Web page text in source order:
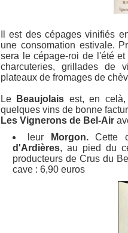
Il est des cépages vinifiés
une consomation estivale.
sera le cépage-roi de l'été
charcuteries, grillades de
plateaux de fromages de
Le Beaujolais est, en
quelques vins de bonne
Les Vignerons de Bel-Air
leur
Morgon.Cette
d'Ardières, au pied du
producteurs de Crus du
cave : 6,90 euros